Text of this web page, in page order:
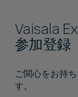
Vaisala
参加登録
ご関心をお持
す。